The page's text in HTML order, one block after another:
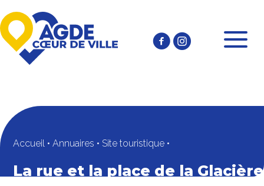
Accueil • Annuaires • Site touristique •
La rue et la place de la Glacière